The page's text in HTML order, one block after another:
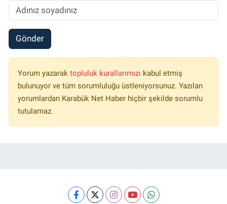
Gönder
Yorum yazarak topluluk kurallarımızı kabul etmiş
bulunuyor ve tüm sorumluluğu üstleniyorsunuz. Yazılan
yorumlardan Karabük Net Haber hiçbir şekilde sorumlu
tutulamaz.